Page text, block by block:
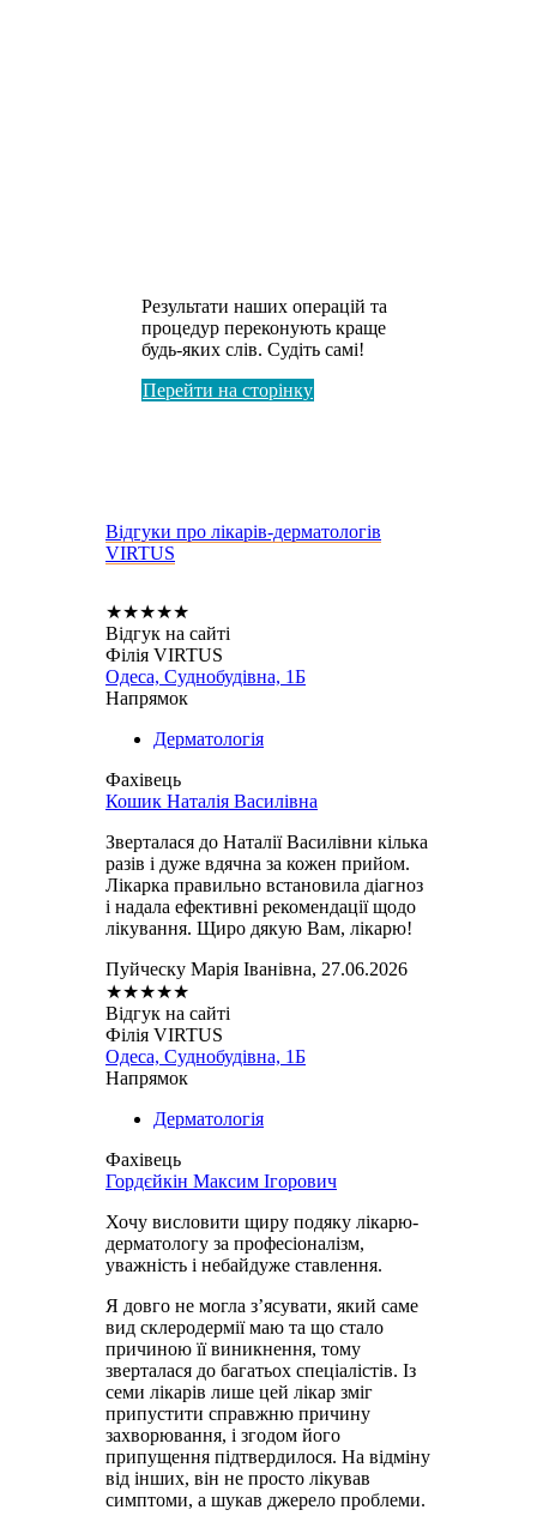
Результати наших операцій та
процедур переконують краще
будь-яких слів. Судіть самі!
Перейти на сторінку
Відгуки про лікарів-дерматологів
VIRTUS
★★★★★
Відгук на сайті
Філія VIRTUS
Одеса, Суднобудівна, 1Б
Напрямок
Дерматологія
Фахівець
Кошик Наталія Василівна
Зверталася до Наталії Василівни кілька
разів і дуже вдячна за кожен прийом.
Лікарка правильно встановила діагноз
і надала ефективні рекомендації щодо
лікування. Щиро дякую Вам, лікарю!
Пуйческу Марія Іванівна, 27.06.2026
★★★★★
Відгук на сайті
Філія VIRTUS
Одеса, Суднобудівна, 1Б
Напрямок
Дерматологія
Фахівець
Гордєйкін Максим Ігорович
Хочу висловити щиру подяку лікарю-
дерматологу за професіоналізм,
уважність і небайдуже ставлення.
Я довго не могла з’ясувати, який саме
вид склеродермії маю та що стало
причиною її виникнення, тому
зверталася до багатьох спеціалістів. Із
семи лікарів лише цей лікар зміг
припустити справжню причину
захворювання, і згодом його
припущення підтвердилося. На відміну
від інших, він не просто лікував
симптоми, а шукав джерело проблеми.